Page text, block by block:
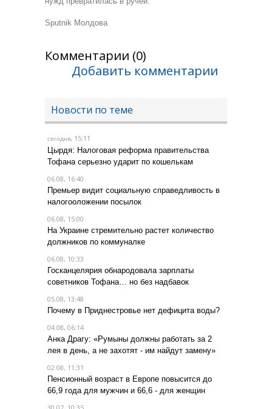
Sputnik Молдова
Комментарии (0)
Добавить комментарии
Новости по теме
сегодня, 15:11
Цырдя: Налоговая реформа правительства
Тофана серьезно ударит по кошелькам
06.08, 16:40
Премьер видит социальную справедливость в
налогооложении посылок
06.08, 15:00
На Украине стремительно растет количество
должников по коммуналке
06.08, 10:33
Госканцелярия обнародовала зарплаты
советников Тофана… но без надбавок
05.08, 13:48
Почему в Приднестровье нет дефицита воды?
04.08, 06:14
Анка Драгу: «Румыны должны работать за 2
лея в день, а не захотят - им найдут замену»
02.08, 11:31
Пенсионный возраст в Европе повысится до
66,9 года для мужчин и 66,6 - для женщин